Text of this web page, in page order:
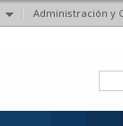
Administración y